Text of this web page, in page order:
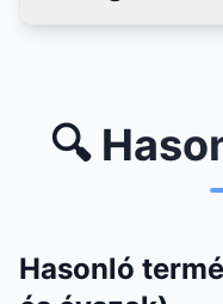
🔍
Hasonló